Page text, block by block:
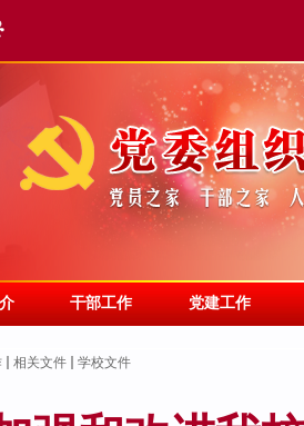
干部工作 党建工作
相关文件 学校文件